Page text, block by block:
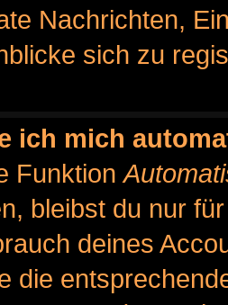
Nachrichten,
sich zu
ich mich
Funktion
bleibst du nur
deines
die